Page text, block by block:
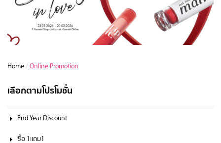
Home /Online Promotion
เลือกตามโปรโมชั่น
End Year Discount
ซื้อ 1แถม1